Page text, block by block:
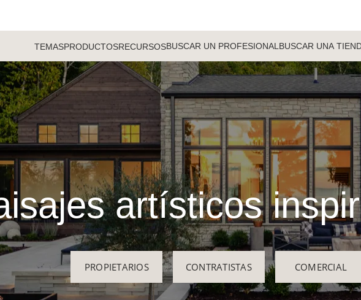
TEMASPRODUCTOSRECURSOSBUSCAR UN PROFESIONAL BUSCAR UNA
artísticos
PROPIETARIOS CONTRATISTAS COMERCIAL